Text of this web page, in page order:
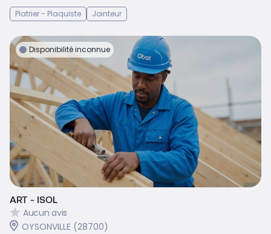
Platrier - Plaquiste Jointeur
Disponibilité inconnue
ART - ISOL
Aucun avis
OYSONVILLE (28700)